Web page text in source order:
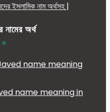
ইসলামিক নাম অর্থসহ |
নামের অর্থ
Javed name meaning in